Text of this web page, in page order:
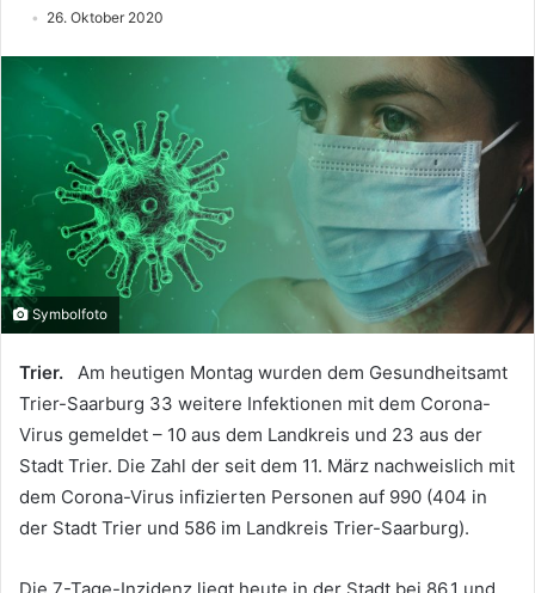
26. Oktober 2020
Symbolfoto
Trier. Am heutigen Montag wurden dem Gesundheitsamt
Trier-Saarburg 33 weitere Infektionen mit dem Corona-
Virus gemeldet – 10 aus dem Landkreis und 23 aus der
Stadt Trier. Die Zahl der seit dem 11. März nachweislich mit
dem Corona-Virus infizierten Personen auf 990 (404 in
der Stadt Trier und 586 im Landkreis Trier-Saarburg).
Die 7-Tage-Inzidenz liegt heute in der Stadt bei 86,1 und